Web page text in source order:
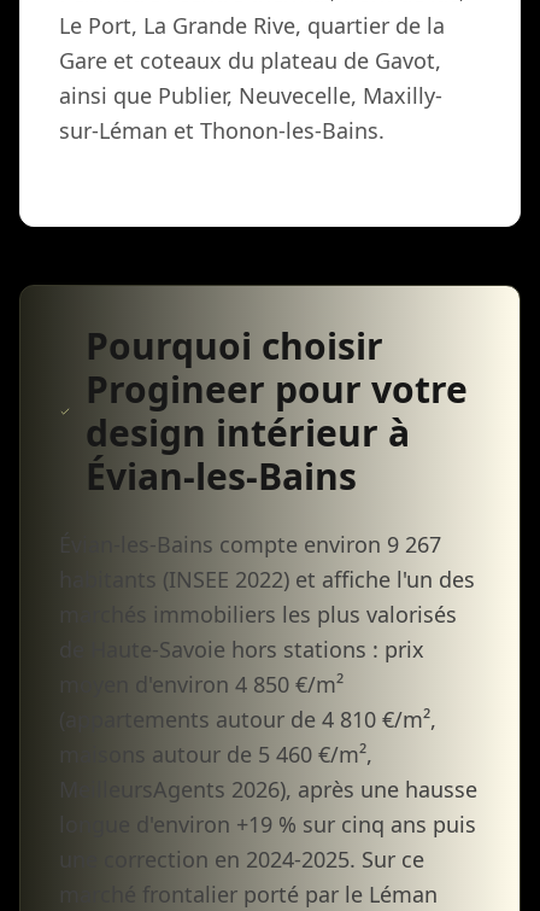
Le Port, La Grande Rive, quartier de la
Gare et coteaux du plateau de Gavot,
ainsi que Publier, Neuvecelle, Maxilly-
sur-Léman et Thonon-les-Bains.
Pourquoi choisir
Progineer pour votre
design intérieur à
Évian-les-Bains
Évian-les-Bains compte environ 9 267
habitants (INSEE 2022) et affiche l'un des
marchés immobiliers les plus valorisés
de Haute-Savoie hors stations : prix
moyen d'environ 4 850 €/m²
(appartements autour de 4 810 €/m²,
maisons autour de 5 460 €/m²,
MeilleursAgents 2026), après une hausse
longue d'environ +19 % sur cinq ans puis
une correction en 2024-2025. Sur ce
marché frontalier porté par le Léman